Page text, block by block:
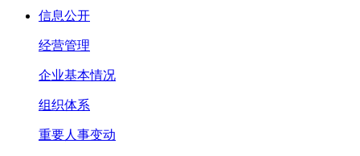
信息公开
经营管理
企业基本情况
组织体系
重要人事变动